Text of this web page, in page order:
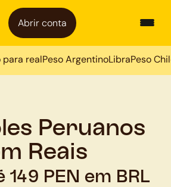
Abrir conta
para realPeso ArgentinoLibraPeso
Peruanos
Reais
149 PEN em BRL